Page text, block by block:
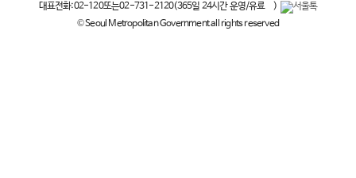
대표전화:02-120또는02-731-2120(365일 24시간 운영/유료
)
© Seoul Metropolitan Government all rights reserved